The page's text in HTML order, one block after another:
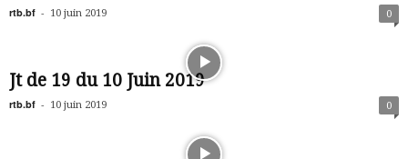
rtb.bf - 10 juin 2019 0
Jt de 19 du 10 Juin 2019
rtb.bf - 10 juin 2019 0